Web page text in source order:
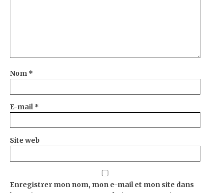
Nom *
E-mail*
Site web
Enregistrer mon nom, mon e-mail et mon site dans